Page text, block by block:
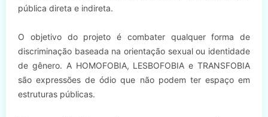
pública direta e indireta.
O objetivo do projeto é combater qualquer forma de
discriminação baseada na orientação sexual ou identidade
de gênero. A HOMOFOBIA, LESBOFOBIA e TRANSFOBIA
são expressões de ódio que não podem ter espaço em
estruturas públicas.